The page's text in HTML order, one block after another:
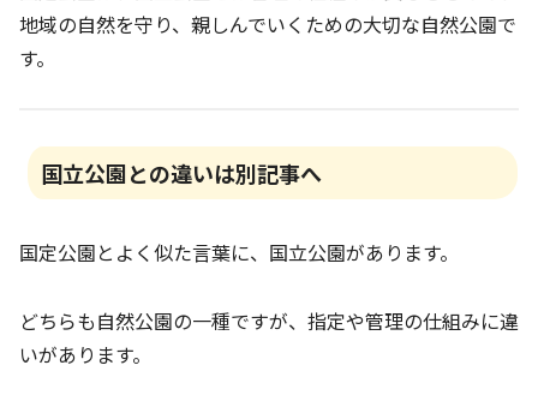
地域の自然を守り、親しんでいくための大切な自然公園で
す。
国立公園との違いは別記事へ
国定公園とよく似た言葉に、国立公園があります。
どちらも自然公園の一種ですが、指定や管理の仕組みに違
いがあります。